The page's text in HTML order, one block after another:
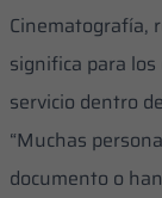
Cinematografía,
significa para
servicio dentro
“Muchas
documento o